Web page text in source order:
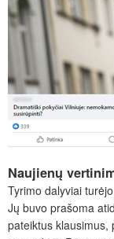
Naujienų
Tyrimo dalyviai
Jų buvo prašoma
pateiktus klausimus,